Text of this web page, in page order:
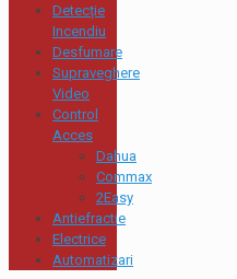
Detecție
Incendiu
Desfumare
Supraveghere
Video
Control
Acces
Dahua
Commax
2Easy
Antiefractie
Electrice
Automatizari